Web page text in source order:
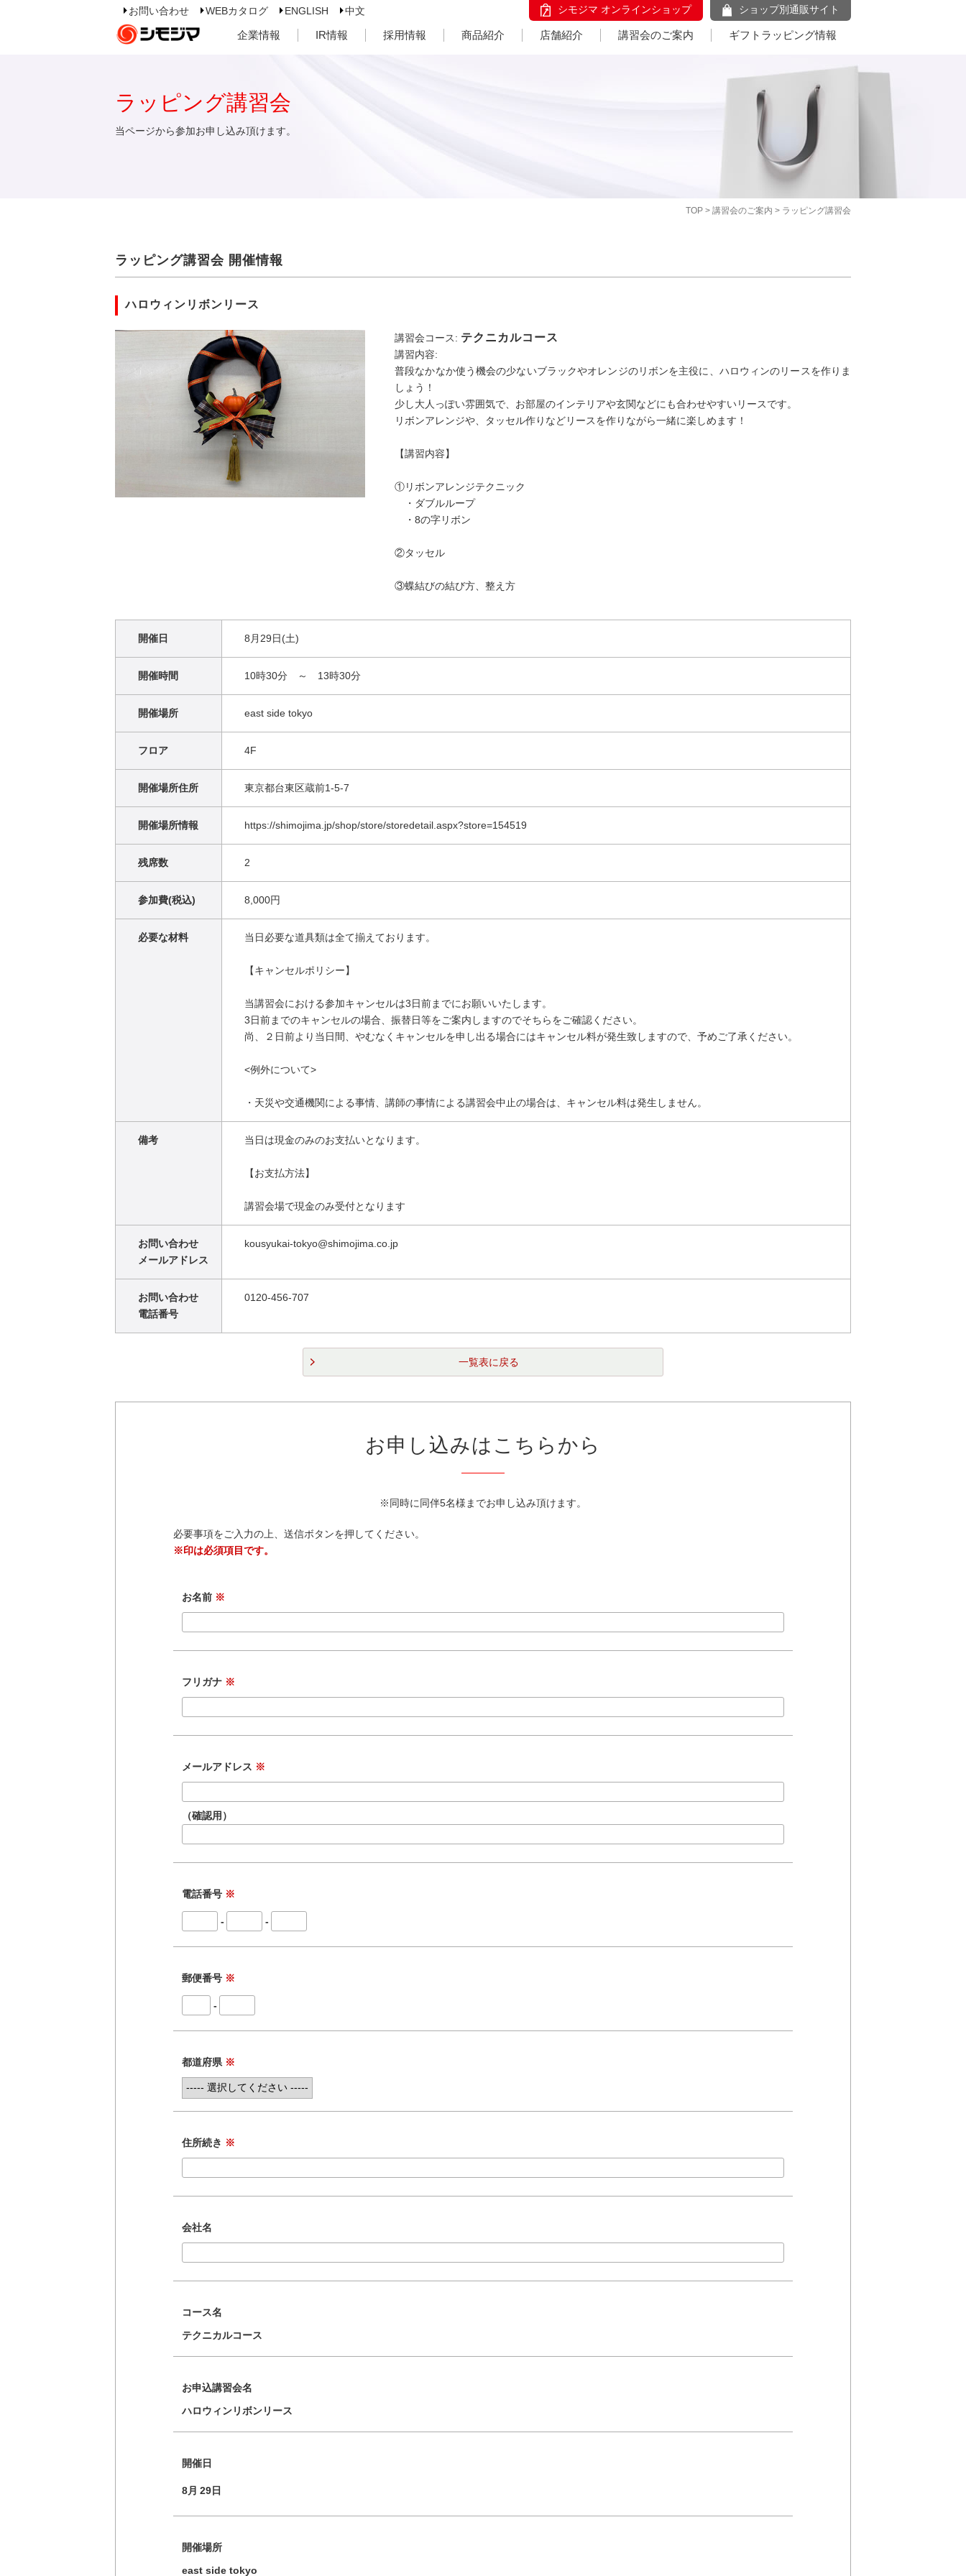
お問い合わせ WEBカタログ ENGLISH 中文 シモジマ オンラインショップ ショップ別通販サイト
企業情報 IR情報 採用情報 商品紹介 店舗紹介 講習会のご案内 ギフトラッピング情報
TOP > 講習会のご案内 > ラッピング講習会
ラッピング講習会
当ページから参加お申し込み頂けます。
ラッピング講習会 開催情報
ハロウィンリボンリース
講習会コース: テクニカルコース
講習内容:
普段なかなか使う機会の少ないブラックやオレンジのリボンを主役に、ハロウィンのリースを作りま
しょう！
少し大人っぽい雰囲気で、お部屋のインテリアや玄関などにも合わせやすいリースです。
リボンアレンジや、タッセル作りなどリースを作りながら一緒に楽しめます！
【講習内容】
①リボンアレンジテクニック
・ダブルループ
・8の字リボン
②タッセル
③蝶結びの結び方、整え方
開催日 8月29日(土)
開催時間 10時30分 ～ 13時30分
開催場所 east side tokyo
フロア 4F
開催場所住所 東京都台東区蔵前1-5-7
開催場所情報 https://shimojima.jp/shop/store/storedetail.aspx?store=154519
残席数 2
参加費(税込) 8,000円
必要な材料 当日必要な道具類は全て揃えております。
【キャンセルポリシー】
当講習会における参加キャンセルは3日前までにお願いいたします。
3日前までのキャンセルの場合、振替日等をご案内しますのでそちらをご確認ください。
尚、２日前より当日間、やむなくキャンセルを申し出る場合にはキャンセル料が発生致しますので、予めご了承ください。
<例外について>
・天災や交通機関による事情、講師の事情による講習会中止の場合は、キャンセル料は発生しません。
備考 当日は現金のみのお支払いとなります。
【お支払方法】
講習会場で現金のみ受付となります
お問い合わせ
メールアドレス
kousyukai-tokyo@shimojima.co.jp
お問い合わせ
電話番号
0120-456-707
一覧表に戻る
お申し込みはこちらから
※同時に同伴5名様までお申し込み頂けます。
必要事項をご入力の上、送信ボタンを押してください。
※印は必須項目です。
お名前 ※
フリガナ ※
メールアドレス ※
（確認用）
電話番号 ※
- -
郵便番号 ※
-
都道府県 ※
住所続き ※
会社名
コース名
テクニカルコース
お申込講習会名
ハロウィンリボンリース
開催日
8月 29日
開催場所
east side tokyo